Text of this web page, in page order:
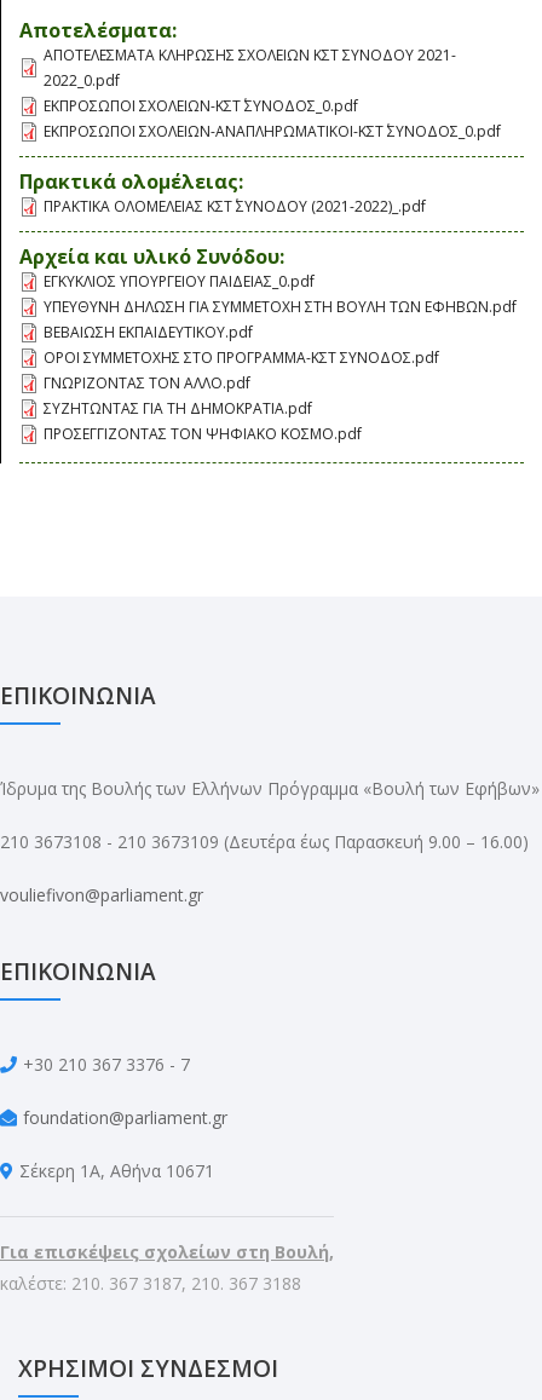
Αποτελέσματα:
ΑΠΟΤΕΛΕΣΜΑΤΑ ΚΛΗΡΩΣΗΣ ΣΧΟΛΕΙΩΝ ΚΣΤ ΣΥΝΟΔΟΥ 2021-
2022_0.pdf
ΕΚΠΡΟΣΩΠΟΙ ΣΧΟΛΕΙΩΝ-ΚΣΤ΄ ΣΥΝΟΔΟΣ_0.pdf
ΕΚΠΡΟΣΩΠΟΙ ΣΧΟΛΕΙΩΝ-ΑΝΑΠΛΗΡΩΜΑΤΙΚΟΙ-ΚΣΤ΄ ΣΥΝΟΔΟΣ_0.pdf
Πρακτικά ολομέλειας:
ΠΡΑΚΤΙΚΑ ΟΛΟΜΕΛΕΙΑΣ ΚΣΤ΄ ΣΥΝΟΔΟΥ (2021-2022)_.pdf
Αρχεία και υλικό Συνόδου:
ΕΓΚΥΚΛΙΟΣ ΥΠΟΥΡΓΕΙΟΥ ΠΑΙΔΕΙΑΣ_0.pdf
ΥΠΕΥΘΥΝΗ ΔΗΛΩΣΗ ΓΙΑ ΣΥΜΜΕΤΟΧΗ ΣΤΗ ΒΟΥΛΗ ΤΩΝ ΕΦΗΒΩΝ.pdf
ΒΕΒΑΙΩΣΗ ΕΚΠΑΙΔΕΥΤΙΚΟΥ.pdf
ΟΡΟΙ ΣΥΜΜΕΤΟΧΗΣ ΣΤΟ ΠΡΟΓΡΑΜΜΑ-ΚΣΤ ΣΥΝΟΔΟΣ.pdf
ΓΝΩΡΙΖΟΝΤΑΣ ΤΟΝ ΑΛΛΟ.pdf
ΣΥΖΗΤΩΝΤΑΣ ΓΙΑ ΤΗ ΔΗΜΟΚΡΑΤΙΑ.pdf
ΠΡΟΣΕΓΓΙΖΟΝΤΑΣ ΤΟΝ ΨΗΦΙΑΚΟ ΚΟΣΜΟ.pdf
ΔΙΕΡΕΥΝΩΝΤΑΣ ΤΟΝ ΨΗΦΙΑΚΟ ΚΟΣΜΟ.pdf
ΕΠΙΚΟΙΝΩΝΙΑ
Ίδρυμα της Βουλής των Ελλήνων Πρόγραμμα «Βουλή των Εφήβων»
210 3673108 - 210 3673109 (Δευτέρα έως Παρασκευή 9.00 – 16.00)
vouliefivon@parliament.gr
ΕΠΙΚΟΙΝΩΝΙΑ
+30 210 367 3376 - 7
foundation@parliament.gr
Σέκερη 1Α, Αθήνα 10671
Για επισκέψεις σχολείων στη Βουλή,
καλέστε: 210. 367 3187, 210. 367 3188
ΧΡΗΣΙΜΟΙ ΣΥΝΔΕΣΜΟΙ